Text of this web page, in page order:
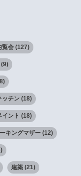
覧会(127)
ッチン(18)
イント (18)
キングマザー(12)
建築(21)